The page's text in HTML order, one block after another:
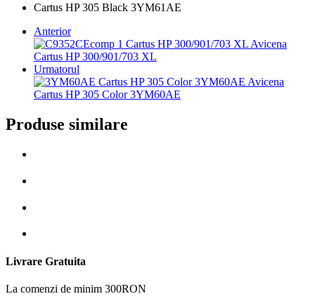
Cartus HP 305 Black 3YM61AE
Anterior
Cartus HP 300/901/703 XL
Urmatorul
Cartus HP 305 Color 3YM60AE
Produse similare
Livrare Gratuita
La comenzi de minim 300RON